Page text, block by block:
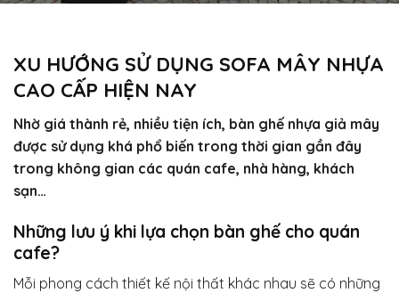
XU HƯỚNG SỬ DỤNG SOFA MÂY NHỰA
CAO CẤP HIỆN NAY
Nhờ giá thành rẻ, nhiều tiện ích, bàn ghế nhựa giả mây
được sử dụng khá phổ biến trong thời gian gần đây
trong không gian các quán cafe, nhà hàng, khách
sạn…
Những lưu ý khi lựa chọn bàn ghế cho quán
cafe?
Mỗi phong cách thiết kế nội thất khác nhau sẽ có những